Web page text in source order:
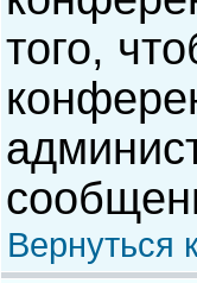
того,
Вернуться